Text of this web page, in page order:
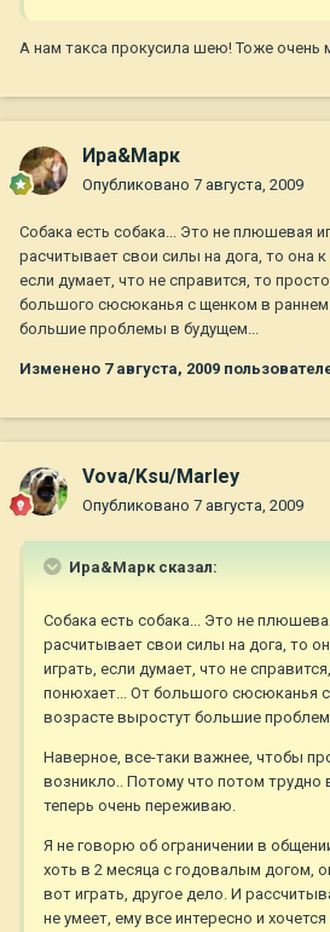
А нам такса прокусила шею! Тоже очень
Ира&Марк
Опубликовано 7 августа, 2009
Собака есть собака... Это не плюшевая
расчитывает свои силы на дога, то она к
если думает, что не справится, то
большого сюсюканья с щенком в
большие проблемы в будущем...
Изменено 7 августа, 2009
Vova/Ksu/Marley
Опубликовано 7 августа, 2009
Ира&Марк сказал:
Собака есть собака... Это не
расчитывает свои силы на дога, то
играть, если думает, что не
понюхает... От большого сюсюканья
возрасте выростут большие
Наверное, все-таки важнее, чтобы
возникло.. Потому что потом трудно
теперь очень переживаю.
Я не говорю об ограничении в
хоть в 2 месяца с годовалым догом,
вот играть, другое дело. И
не умеет, ему все интересно и